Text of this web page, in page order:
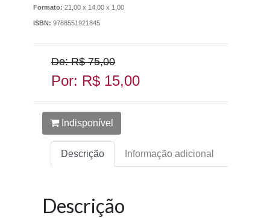
Formato: 21,00 x 14,00 x 1,00
ISBN: 9788551921845
De: R$ 75,00
Por: R$ 15,00
Indisponível
Descrição Informação adicional
Descrição